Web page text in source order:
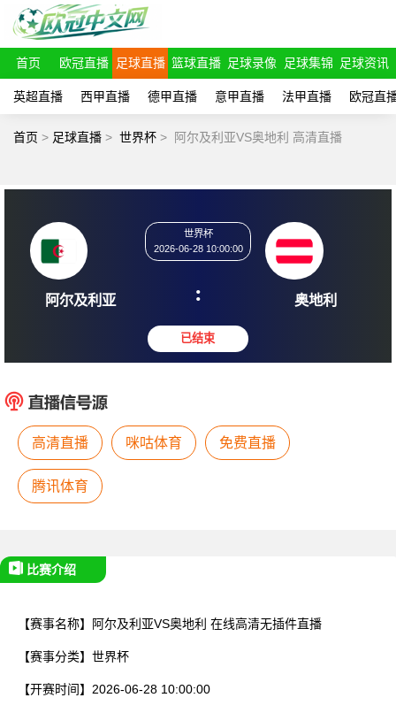
首页 欧冠直播 足球直播 篮球直播 足球录像 足球集锦 足球资讯
英超直播 西甲直播 德甲直播 意甲直播 法甲直播 欧冠直
首页 > 足球直播 > 世界杯 > 阿尔及利亚VS奥地利 高清直播
阿尔及利亚
2026-06-28 10:00:00
: 奥
高清直播 咪咕体育 免费直播
腾讯体育
比赛介绍
【赛事名称】 阿尔及利亚VS奥地利 在线高清无插件直播
【赛事分类】 世界杯
【开赛时间】 2026-06-28 10:00:00